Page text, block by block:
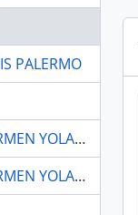
PALERMO
TIUPUL URQUIZO CARMEN YOLANDA
TIUPUL URQUIZO CARMEN YOLANDA